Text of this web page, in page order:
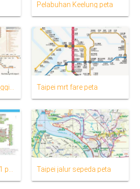
Pelabuhan Keelung peta
Taipei mrt fare peta
Taipei airport terminal 1 peta Taipei jalur sepeda peta